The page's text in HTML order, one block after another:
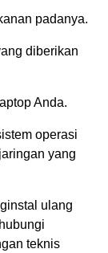
padanya.
diberikan
Anda.
operasi
yang
ulang
teknis